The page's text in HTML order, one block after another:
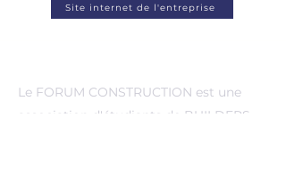
Site internet de l'entreprise
Le FORUM CONSTRUCTION est une
association d'étudiants de BUILDERS